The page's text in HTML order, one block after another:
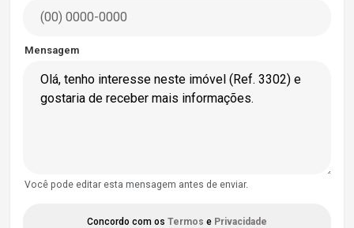
Mensagem
Você pode editar esta mensagem antes de enviar.
Concordo com os Termos e Privacidade